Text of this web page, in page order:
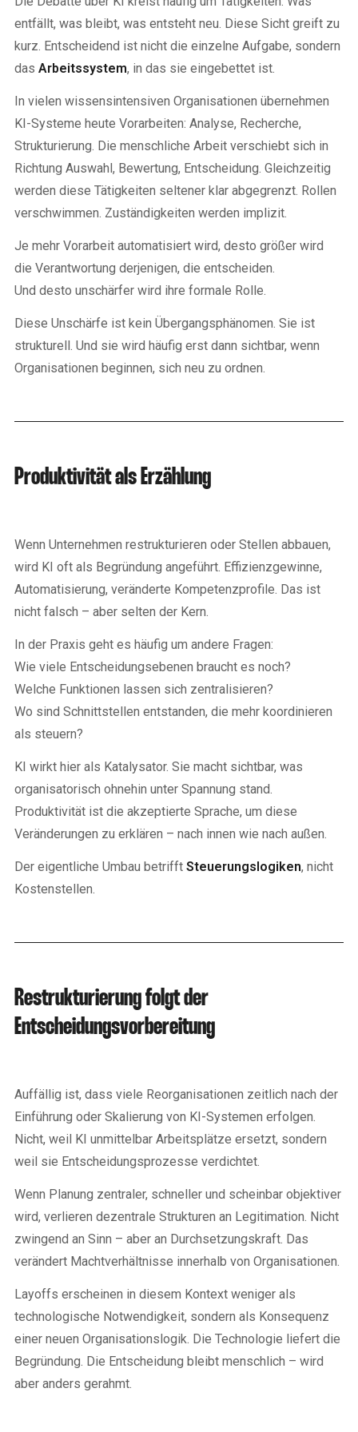
oberflächlicher AI-Nutzung.
entfällt, was bleibt, was entsteht neu. Diese Sicht greift zu
kurz. Entscheidend ist nicht die einzelne Aufgabe, sondern
das Arbeitssystem, in das sie eingebettet ist.
In vielen wissensintensiven Organisationen übernehmen
KI-Systeme heute Vorarbeiten: Analyse, Recherche,
Strukturierung. Die menschliche Arbeit verschiebt sich in
Richtung Auswahl, Bewertung, Entscheidung. Gleichzeitig
werden diese Tätigkeiten seltener klar abgegrenzt. Rollen
verschwimmen. Zuständigkeiten werden implizit.
Je mehr Vorarbeit automatisiert wird, desto größer wird
die Verantwortung derjenigen, die entscheiden.
Und desto unschärfer wird ihre formale Rolle.
Diese Unschärfe ist kein Übergangsphänomen. Sie ist
strukturell. Und sie wird häufig erst dann sichtbar, wenn
Organisationen beginnen, sich neu zu ordnen.
Produktivität als Erzählung
Wenn Unternehmen restrukturieren oder Stellen abbauen,
wird KI oft als Begründung angeführt. Effizienzgewinne,
Automatisierung, veränderte Kompetenzprofile. Das ist
nicht falsch – aber selten der Kern.
In der Praxis geht es häufig um andere Fragen:
Wie viele Entscheidungsebenen braucht es noch?
Welche Funktionen lassen sich zentralisieren?
Wo sind Schnittstellen entstanden, die mehr koordinieren
als steuern?
KI wirkt hier als Katalysator. Sie macht sichtbar, was
organisatorisch ohnehin unter Spannung stand.
Produktivität ist die akzeptierte Sprache, um diese
Veränderungen zu erklären – nach innen wie nach außen.
Der eigentliche Umbau betrifft Steuerungslogiken, nicht
Kostenstellen.
Restrukturierung folgt der
Entscheidungsvorbereitung
Auffällig ist, dass viele Reorganisationen zeitlich nach der
Einführung oder Skalierung von KI-Systemen erfolgen.
Nicht, weil KI unmittelbar Arbeitsplätze ersetzt, sondern
weil sie Entscheidungsprozesse verdichtet.
Wenn Planung zentraler, schneller und scheinbar objektiver
wird, verlieren dezentrale Strukturen an Legitimation. Nicht
zwingend an Sinn – aber an Durchsetzungskraft. Das
verändert Machtverhältnisse innerhalb von Organisationen.
Layoffs erscheinen in diesem Kontext weniger als
technologische Notwendigkeit, sondern als Konsequenz
einer neuen Organisationslogik. Die Technologie liefert die
Begründung. Die Entscheidung bleibt menschlich – wird
aber anders gerahmt.